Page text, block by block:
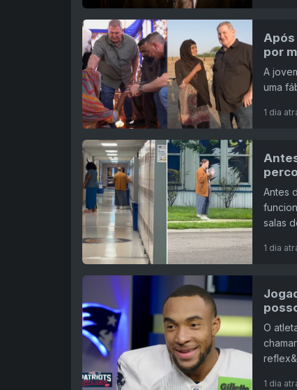
Após
por
A
uma
1 dia
Antes
salas
1 dia
O
1 dia